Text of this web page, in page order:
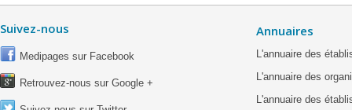
Suivez-nous
Medipages sur Facebook
Retrouvez-nous sur Google +
Annuaires
L'annuaire des
L'annuaire des
L'annuaire des